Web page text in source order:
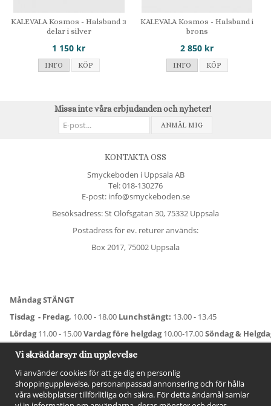
KALEVALA Kosmos - Halsband 3
delar i silver
1 150 kr
INFO KÖP
KALEVALA Kosmos - Halsband i
brons
2 850 kr
INFO KÖP
Missa inte våra erbjudanden och nyheter!
ANMÄL MIG
KONTAKTA OSS
Smyckeboden i Uppsala AB
Tel:018-130276
E-post: info@smyckeboden.se
Besöksadress: St Olofsgatan 30, 75332 Uppsala
Postadress för ev. returer används:
Box 2017, 75002 Uppsala
Måndag STÄNGT
Tisdag - Fredag, 10.00 - 18.00 Lunchstängt: 13.00 - 13.45
Lördag11.00 - 15.00Vardag före helgdag10.00-17.00Söndag &
För avvikande öppettider:Titta här
Vi skräddarsyr din upplevelse
Vi använder cookies för att ge dig en personlig
shoppingupplevelse, personanpassad annonsering och för hålla
våra webbplatser tillförlitliga och säkra. För detta ändamål samlar